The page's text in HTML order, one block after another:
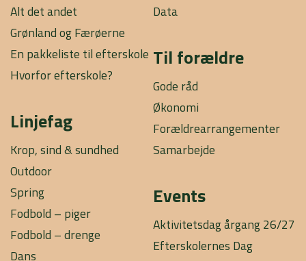
Alt det andet
Grønland og Færøerne
En pakkeliste til efterskole
Hvorfor efterskole?
Linjefag
Krop, sind & sundhed
Outdoor
Spring
Fodbold – piger
Fodbold – drenge
Dans
Data
Til forældre
Gode råd
Økonomi
Forældrearrangementer
Samarbejde
Events
Aktivitetsdag årgang 26/27
Efterskolernes Dag